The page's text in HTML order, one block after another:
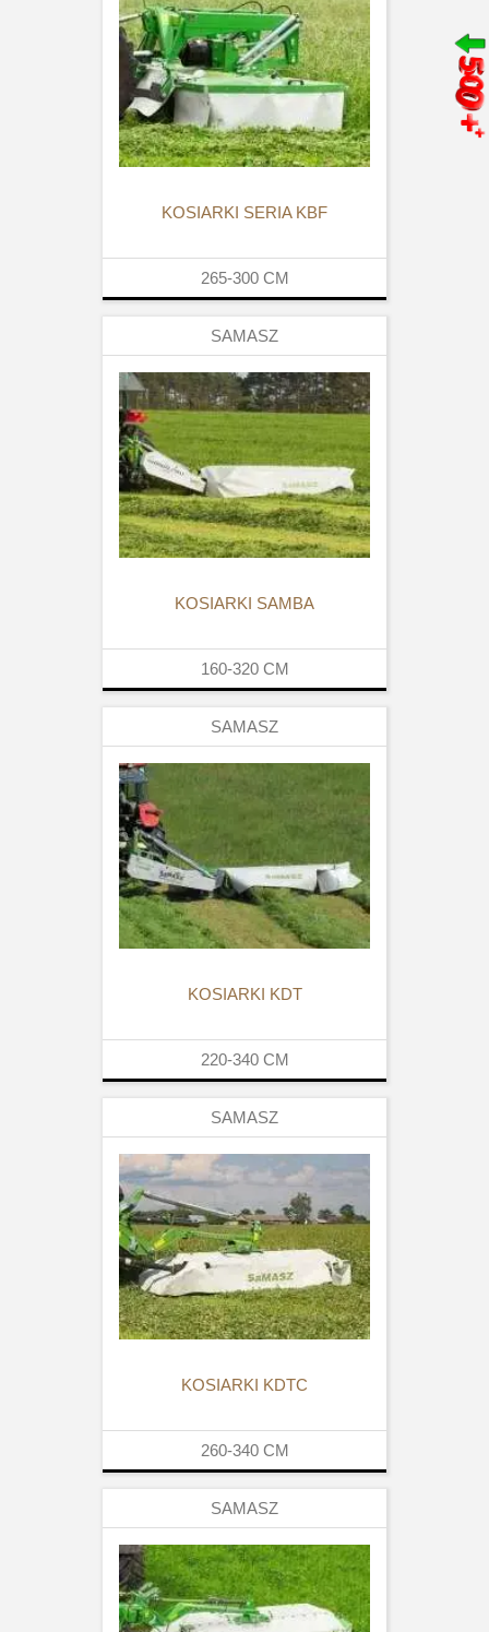
KOSIARKI SERIA KBF
265-300 CM
SAMASZ
KOSIARKI SAMBA
160-320 CM
SAMASZ
KOSIARKI KDT
220-340 CM
SAMASZ
KOSIARKI KDTC
260-340 CM
SAMASZ